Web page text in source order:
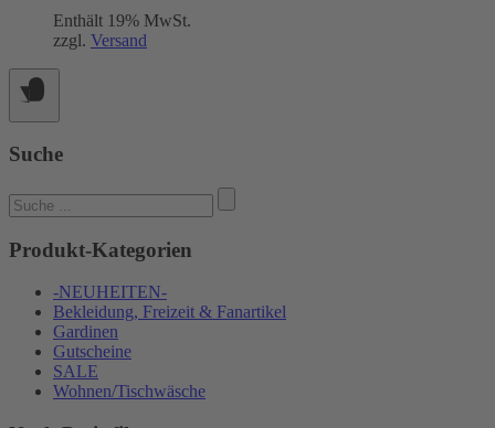
Enthält 19% MwSt.
zzgl. Versand
Suche
Suchen
nach:
Produkt-Kategorien
-NEUHEITEN-
Bekleidung, Freizeit & Fanartikel
Gardinen
Gutscheine
SALE
Wohnen/Tischwäsche